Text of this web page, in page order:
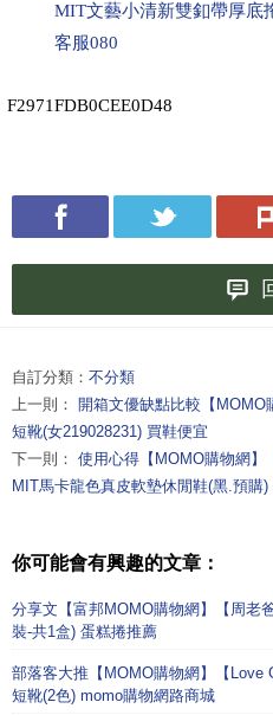
MIT文藝小清新雙釦帶厚底
客服080
F2971FDB0CEE0D48
自訂分類： 不分類
上一則： 開箱文優缺點比較【
短靴(女219028231) 買鞋便宜
下一則： 使用心得【MOMO購物網
MIT馬卡龍色真皮軟墊休閒鞋(黑.預購
你可能會有興趣的文章：
分享文【富邦MOMO購物網】【周老
裝-共1盒) 蛋糕捲推薦
部落客大推【MOMO購物網】【Love
短靴(2色) momo購物網路商城